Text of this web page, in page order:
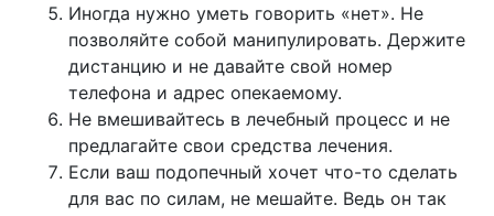
Иногда нужно уметь говорить «нет». Не
позволяйте собой манипулировать. Держите
дистанцию и не давайте свой номер
телефона и адрес опекаемому.
Не вмешивайтесь в лечебный процесс и не
предлагайте свои средства лечения.
Если ваш подопечный хочет что-то сделать
для вас по силам, не мешайте. Ведь он так